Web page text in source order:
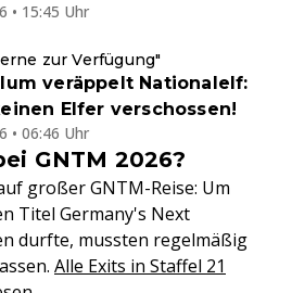
• 15:45 Uhr
zur Verfügung"
veräppelt Nationalelf:
Elfer verschossen!
• 06:46 Uhr
GNTM 2026?
großer GNTM-Reise: Um
Titel Germany's Next
durfte, mussten regelmäßig
Alle Exits in Staffel 21